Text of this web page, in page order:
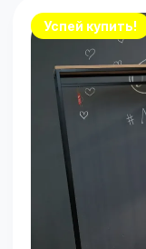
Успей купить!